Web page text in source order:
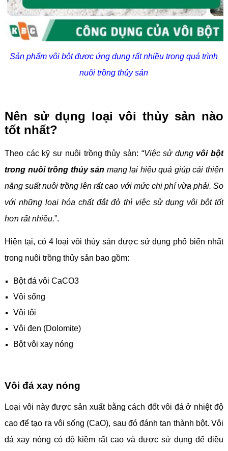
Sản phẩm vôi bột được ứng dụng rất nhiều trong quá trình
nuôi trồng thủy sản
Nên sử dụng loại vôi thủy sản nào
tốt nhất?
Theo các kỹ sư nuôi trồng thủy sản: “Việc sử dụng vôi bột
trong nuôi trồng thủy sản mang lại hiệu quả giúp cải thiện
năng suất nuôi trồng lên rất cao với mức chi phí vừa phải. So
với những loại hóa chất đắt đỏ thì việc sử dụng vôi bột tốt
hơn rất nhiều.”.
Hiện tại, có 4 loại vôi thủy sản được sử dụng phổ biến nhất
trong nuôi trồng thủy sản bao gồm:
Bột đá vôi CaCO3
Vôi sống
Vôi tôi
Vôi đen (Dolomite)
Bột vôi xay nóng
Vôi đá xay nóng
Loại vôi này được sản xuất bằng cách đốt vôi đá ở nhiệt độ
cao để tạo ra vôi sống (CaO), sau đó đánh tan thành bột. Vôi
đá xay nóng có độ kiềm rất cao và được sử dụng để điều